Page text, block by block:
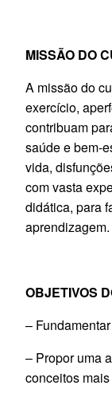
MISSÃO DO
A missão do
exercício,
contribuam
saúde e bem-
vida,
com vasta
didática, para
aprendizagem.
OBJETIVOS
–
– Propor uma
conceitos